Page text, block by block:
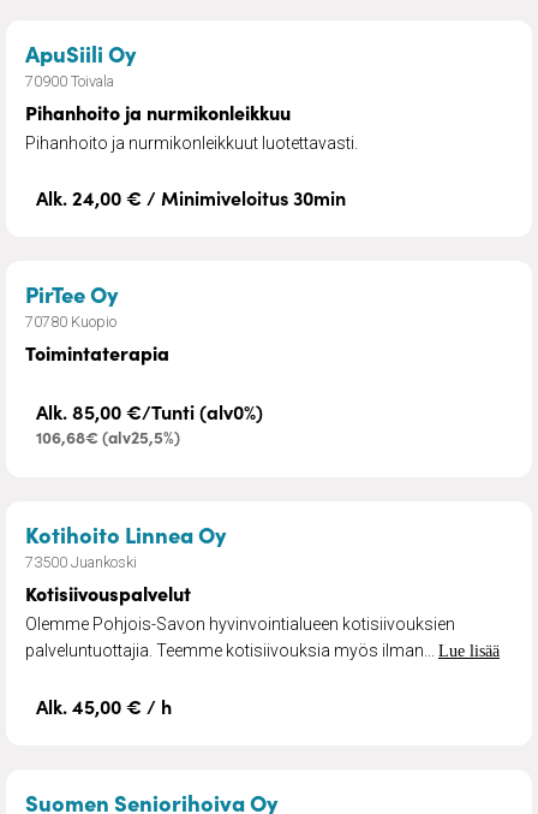
ApuSiili Oy– Pihanhoito ja nurmikonleikkuu
70900 Toivala
Pihanhoito ja nurmikonleikkuu
Pihanhoito ja nurmikonleikkuut luotettavasti.
Alk. 24,00 € / Minimiveloitus 30min
PirTee Oy– Toimintaterapia
70780 Kuopio
Toimintaterapia
Alk. 85,00 €/Tunti (alv0%)
106,68€ (alv25,5%)
Kotihoito Linnea Oy– Kotisiivouspalvelut
73500 Juankoski
Kotisiivouspalvelut
Olemme Pohjois-Savon hyvinvointialueen kotisiivouksien
palveluntuottajia. Teemme kotisiivouksia myös ilman... Lue lisää
Alk. 45,00 € / h
Suomen Seniorihoiva Oy– Siivouspalvelu